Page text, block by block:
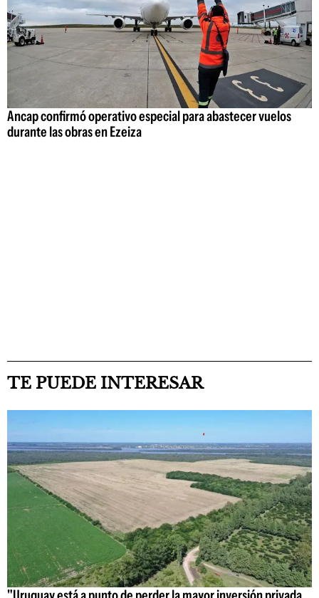
Ancap confirmó operativo especial para abastecer vuelos
durante las obras en Ezeiza
TE PUEDE INTERESAR